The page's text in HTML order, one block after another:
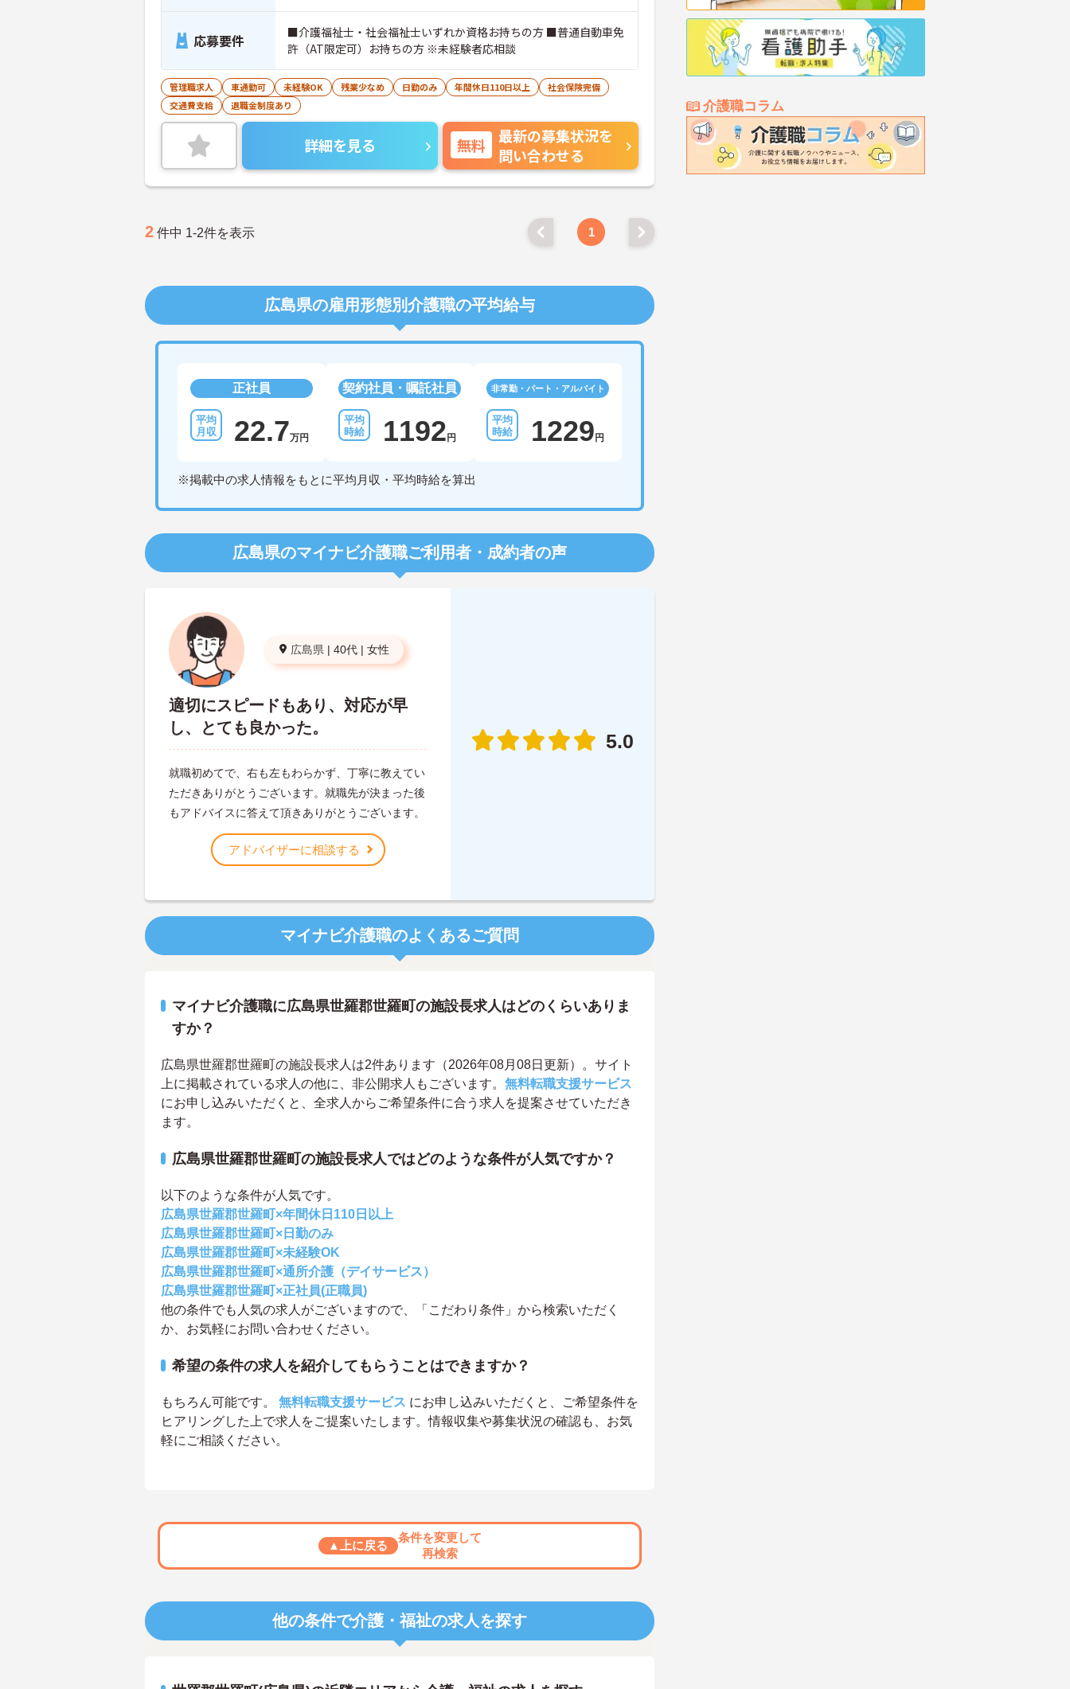
介護職コラム
応募要件
■介護福祉士・社会福祉士いずれか資格お持ちの方 ■普通自動車免
許（AT限定可）お持ちの方 ※未経験者応相談
管理職求人 車通勤可 未経験OK 残業少なめ 日勤のみ 年間休日110日以上
社会保険完備
交通費支給
退職金制度あり
詳細を見る 無料
最新の募集状況を
問い合わせる
2 件中 1-2件を表示 1
広島県の雇用形態別介護職の平均給与
正社員
22.7万円
契約社員・嘱託社員
1192円
非常勤・パート・アルバイト
1229円
※掲載中の求人情報をもとに平均月収・平均時給を算出
広島県のマイナビ介護職ご利用者・成約者の声
広島県 | 40代 | 女性
適切にスピードもあり、対応が早
し、とても良かった。
就職初めてで、右も左もわらかず、丁寧に教えてい
ただきありがとうございます。就職先が決まった後
もアドバイスに答えて頂きありがとうございます。
アドバイザーに相談する
5.0
マイナビ介護職のよくあるご質問
マイナビ介護職に広島県世羅郡世羅町の施設長求人はどのくらいありま
すか？
広島県世羅郡世羅町の施設長求人は2件あります（2026年08月08日更新）。サイト
上に掲載されている求人の他に、非公開求人もございます。 無料転職支援サービス
にお申し込みいただくと、全求人からご希望条件に合う求人を提案させていただき
ます。
広島県世羅郡世羅町の施設長求人ではどのような条件が人気ですか？
以下のような条件が人気です。
広島県世羅郡世羅町×年間休日110日以上
広島県世羅郡世羅町×日勤のみ
広島県世羅郡世羅町×未経験OK
広島県世羅郡世羅町×通所介護（デイサービス）
広島県世羅郡世羅町×正社員(正職員)
他の条件でも人気の求人がございますので、「こだわり条件」から検索いただく
か、お気軽にお問い合わせください。
希望の条件の求人を紹介してもらうことはできますか？
もちろん可能です。 無料転職支援サービス にお申し込みいただくと、ご希望条件を
ヒアリングした上で求人をご提案いたします。情報収集や募集状況の確認も、お気
軽にご相談ください。
▲上に戻る
条件を変更して
再検索
他の条件で介護・福祉の求人を探す